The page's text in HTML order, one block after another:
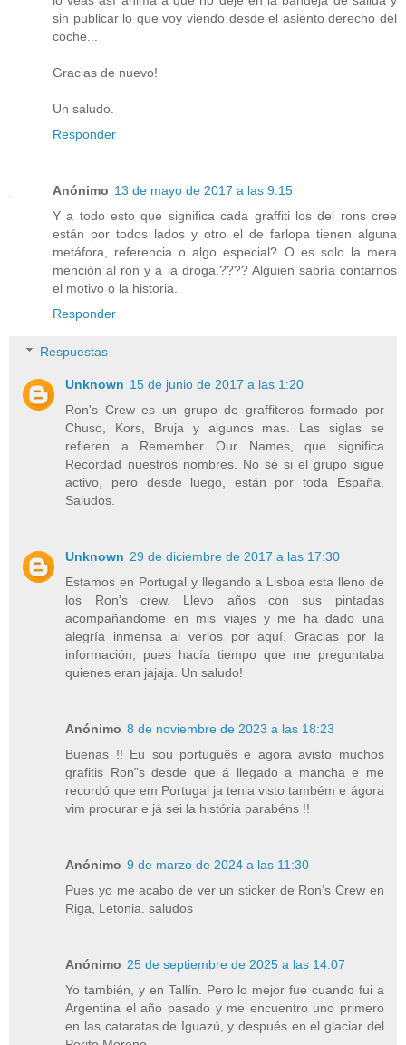
sin publicar lo que voy viendo desde el asiento derecho del
coche...
Gracias de nuevo!
Un saludo.
Responder
Anónimo 13 de mayo de 2017 a las 9:15
Y a todo esto que significa cada graffiti los del rons cree
están por todos lados y otro el de farlopa tienen alguna
metáfora, referencia o algo especial? O es solo la mera
mención al ron y a la droga.???? Alguien sabría contarnos
el motivo o la historia.
Responder
Respuestas
Unknown 15 de junio de 2017 a las 1:20
Ron's Crew es un grupo de graffiteros formado por
Chuso, Kors, Bruja y algunos mas. Las siglas se
refieren a Remember Our Names, que significa
Recordad nuestros nombres. No sé si el grupo sigue
activo, pero desde luego, están por toda España.
Saludos.
Unknown 29 de diciembre de 2017 a las 17:30
Estamos en Portugal y llegando a Lisboa esta lleno de
los Ron's crew. Llevo años con sus pintadas
acompañandome en mis viajes y me ha dado una
alegría inmensa al verlos por aquí. Gracias por la
información, pues hacía tiempo que me preguntaba
quienes eran jajaja. Un saludo!
Anónimo 8 de noviembre de 2023 a las 18:23
Buenas !! Eu sou português e agora avisto muchos
grafitis Ron”s desde que á llegado a mancha e me
recordó que em Portugal ja tenia visto também e ágora
vim procurar e já sei la história parabéns !!
Anónimo 9 de marzo de 2024 a las 11:30
Pues yo me acabo de ver un sticker de Ron’s Crew en
Riga, Letonia. saludos
Anónimo 25 de septiembre de 2025 a las 14:07
Yo también, y en Tallín. Pero lo mejor fue cuando fui a
Argentina el año pasado y me encuentro uno primero
en las cataratas de Iguazú, y después en el glaciar del